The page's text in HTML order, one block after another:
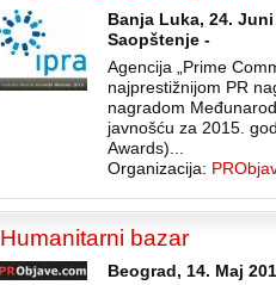
Banja Luka, 24.
Saopštenje -
Agencija „Prime
najprestižnijom PR
nagradom
javnošću za 2015.
Awards)...
Organizacija:
Humanitarni bazar
Beograd, 14. Maj